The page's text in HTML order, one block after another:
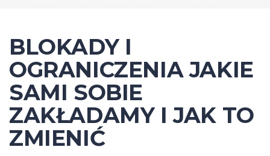
BLOKADY I
OGRANICZENIA JAKIE
SAMI SOBIE
ZAKŁADAMY I JAK TO
ZMIENIĆ